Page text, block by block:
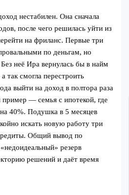
нестабилен. Она сначала
после чего решилась уйти из
на фриланс. Первые три
по деньгам, но
неё Ира вернулась бы в найм
так смогла перестроить
выйти на доход в полтора раза
— семья с ипотекой, где
40%. Подушка в 5 месяцев
искать новую работу три
Общий вывод по
резерв
решений и даёт время